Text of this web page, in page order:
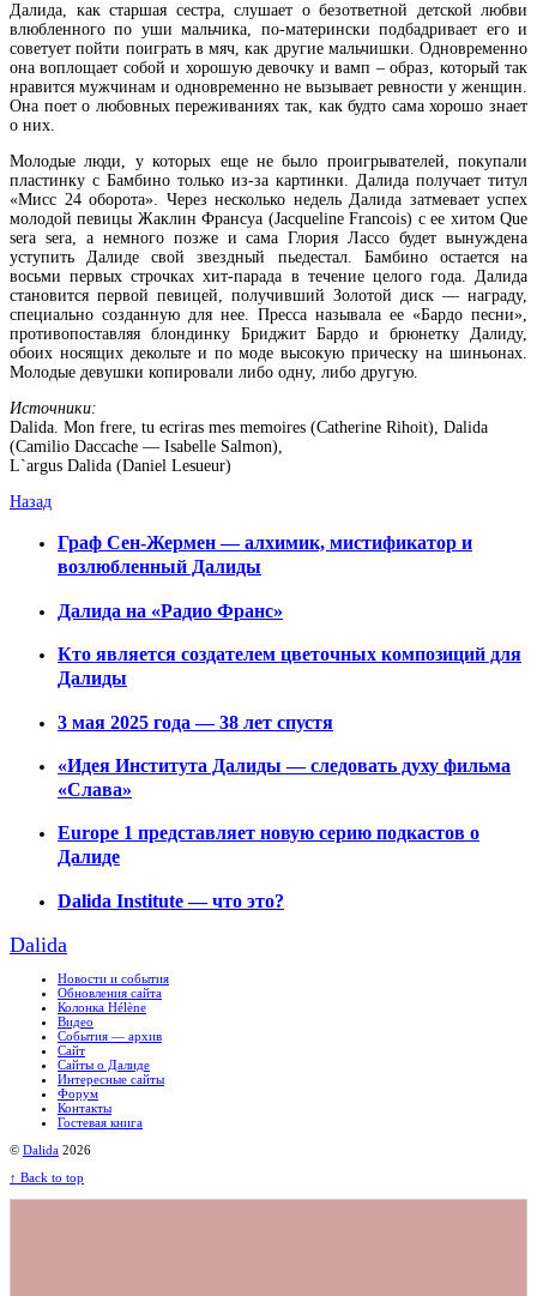
Далида, как старшая сестра, слушает о безответной детской любви
влюбленного по уши мальчика, по-матерински подбадривает его и
советует пойти поиграть в мяч, как другие мальчишки. Одновременно
она воплощает собой и хорошую девочку и вамп – образ, который так
нравится мужчинам и одновременно не вызывает ревности у женщин.
Она поет о любовных переживаниях так, как будто сама хорошо знает
о них.
Молодые люди, у которых еще не было проигрывателей, покупали
пластинку с Бамбино только из-за картинки. Далида получает титул
«Мисс 24 оборота». Через несколько недель Далида затмевает успех
молодой певицы Жаклин Франсуа (Jacqueline Francois) с ее хитом Que
sera sera, а немного позже и сама Глория Лассо будет вынуждена
уступить Далиде свой звездный пьедестал. Бамбино остается на
восьми первых строчках хит-парада в течение целого года. Далида
становится первой певицей, получивший Золотой диск — награду,
специально созданную для нее. Пресса называла ее «Бардо песни»,
противопоставляя блондинку Бриджит Бардо и брюнетку Далиду,
обоих носящих декольте и по моде высокую прическу на шиньонах.
Молодые девушки копировали либо одну, либо другую.
Источники:
Dalida. Mon frere, tu ecriras mes memoires (Catherine Rihoit), Dalida
(Camilio Daccache — Isabelle Salmon),
L`argus Dalida (Daniel Lesueur)
Назад
Граф Сен-Жермен — алхимик, мистификатор и
возлюбленный Далиды
Далида на «Радио Франс»
Кто является создателем цветочных композиций для
Далиды
3 мая 2025 года — 38 лет спустя
«Идея Института Далиды — следовать духу фильма
«Слава»
Europe 1 представляет новую серию подкастов о
Далиде
Dalida Institute — что это?
Dalida
Новости и события
Обновления сайта
Колонка Hélène
Видео
События — архив
Сайт
Сайты о Далиде
Интересные сайты
Форум
Контакты
Гостевая книга
© Dalida 2026
↑ Back to top